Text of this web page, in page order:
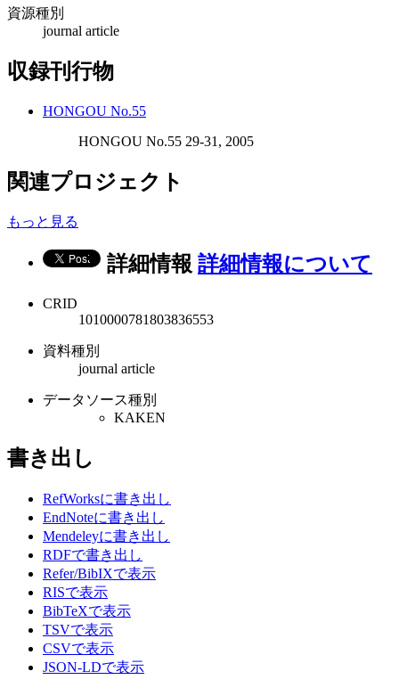
資源種別
journal article
収録刊行物
HONGOU No.55
HONGOU No.55 29-31, 2005
関連プロジェクト
もっと見る
詳細情報 詳細情報について
CRID
1010000781803836553
資料種別
journal article
データソース種別
KAKEN
書き出し
RefWorksに書き出し
EndNoteに書き出し
Mendeleyに書き出し
RDFで書き出し
Refer/BibIXで表示
RISで表示
BibTeXで表示
TSVで表示
CSVで表示
JSON-LDで表示